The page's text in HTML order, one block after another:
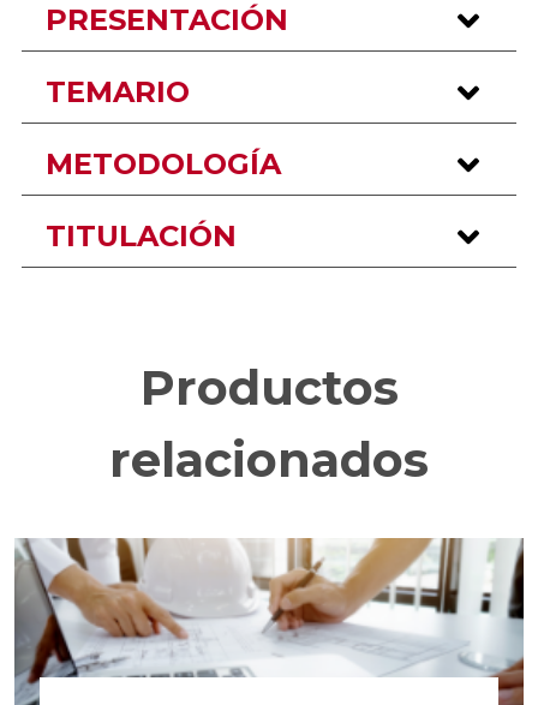
PRESENTACIÓN
TEMARIO
METODOLOGÍA
TITULACIÓN
Productos
relacionados